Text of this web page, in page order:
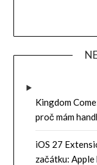
Kingdom
proč mám
iOS 27
začátku: